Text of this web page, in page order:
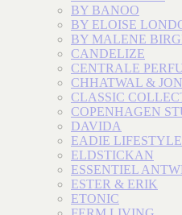
BY BANOO
BY ELOISE
BY MALENE
CANDELIZE
CENTRALE
CHHATWAL &
CLASSIC
COPENHAGEN
DAVIDA
EADIE LIFESTYLE
ELDSTICKAN
ESSENTIEL
ESTER & ERIK
ETONIC